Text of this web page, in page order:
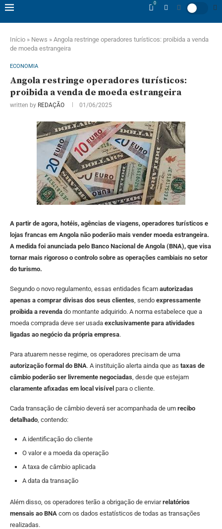
0
Início » News » Angola restringe operadores turísticos: proibida a venda
de moeda estrangeira
ECONOMIA
Angola restringe operadores turísticos:
proibida a venda de moeda estrangeira
written by REDAÇÃO 01/06/2025
A partir de agora, hotéis, agências de viagens, operadores turísticos e
lojas francas em Angola não poderão mais vender moeda estrangeira.
A medida foi anunciada pelo Banco Nacional de Angola (BNA), que visa
tornar mais rigoroso o controlo sobre as operações cambiais no setor
do turismo.
Segundo o novo regulamento, essas entidades ficam autorizadas
apenas a comprar divisas dos seus clientes, sendo expressamente
proibida a revenda do montante adquirido. A norma estabelece que a
moeda comprada deve ser usada exclusivamente para atividades
ligadas ao negócio da própria empresa.
Para atuarem nesse regime, os operadores precisam de uma
autorização formal do BNA. A instituição alerta ainda que as taxas de
câmbio poderão ser livremente negociadas, desde que estejam
claramente afixadas em local visível para o cliente.
Cada transação de câmbio deverá ser acompanhada de um recibo
detalhado, contendo:
A identificação do cliente
O valor e a moeda da operação
A taxa de câmbio aplicada
A data da transação
Além disso, os operadores terão a obrigação de enviarrelatórios
mensais ao BNA com os dados estatísticos de todas as transações
realizadas.